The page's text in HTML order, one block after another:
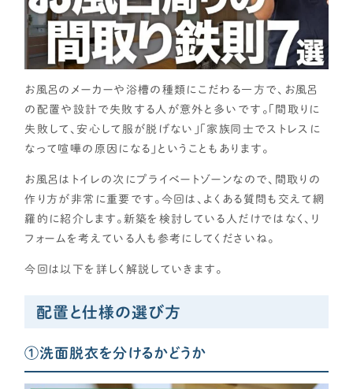
時事ネタ・裏話
CONTENTS
コンテンツから探す
記事で学ぶ
動画で学ぶ
Q&Aで学ぶ
用語解説で学ぶ
SUPPORT
サポート
せやま印工務店プロジェクト
OTHER
せやまのきもち
お風呂のメーカーや浴槽の種類にこだわる一方で、お風呂
の配置や設計で失敗する人が意外と多いです。「間取りに
失敗して、安心して服が脱げない」「家族同士でストレスに
なって喧嘩の原因になる」ということもあります。
お風呂はトイレの次にプライベートゾーンなので、間取りの
作り方が非常に重要です。今回は、よくある質問も交えて網
羅的に紹介します。新築を検討している人だけではなく、リ
フォームを考えている人も参考にしてくださいね。
今回は以下を詳しく解説していきます。
配置と仕様の選び方
①洗面脱衣を分けるかどうか